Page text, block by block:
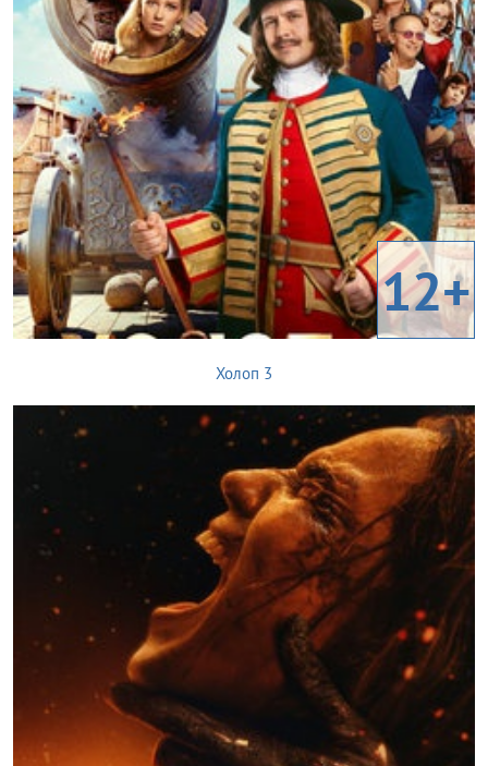
12+
Холоп 3